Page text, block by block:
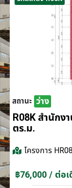
สถานะ ว่าง
R08K สำนักง
ตร.ม.
โครงการ
฿76,000 / ต่อ